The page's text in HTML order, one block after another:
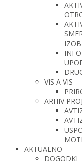
VIS A VIS
ARHIV
AKTUALNO
DOGODKI